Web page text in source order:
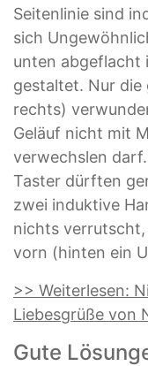
Seitenlinie sind
sich
unten abgeflacht
gestaltet. Nur die
rechts)
Geläuf nicht mit
verwechslen
Taster dürften
zwei induktive
nichts verrutscht,
vorn (hinten ein
>> Weiterlesen:
Liebesgrüße von
Gute